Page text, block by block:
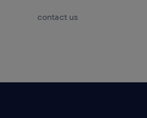
contact us